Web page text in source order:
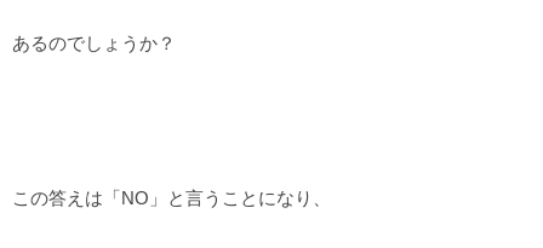
あるのでしょうか？
この答えは「NO」と言うことになり、